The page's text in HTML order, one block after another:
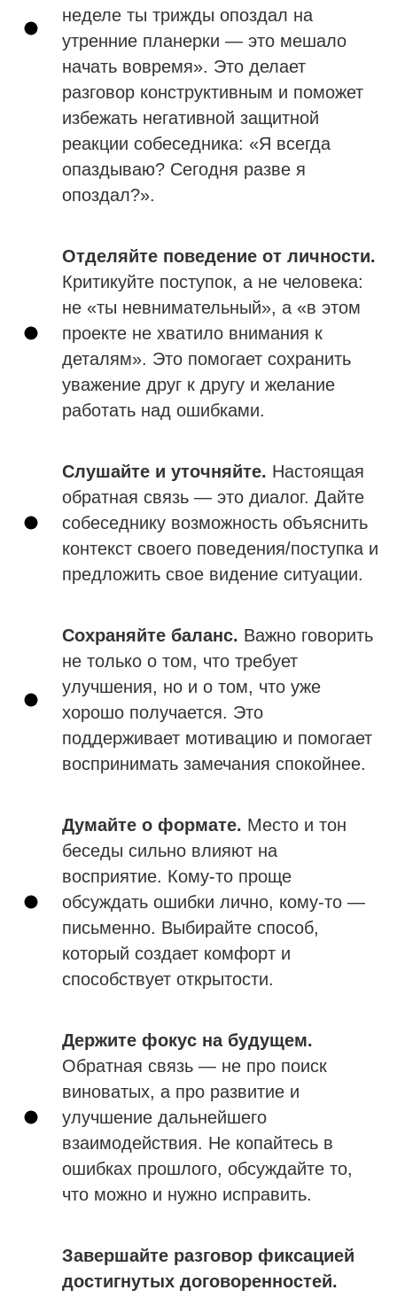
неделе ты трижды опоздал на
утренние планерки — это мешало
начать вовремя». Это делает
разговор конструктивным и поможет
избежать негативной защитной
реакции собеседника: «Я всегда
опаздываю? Сегодня разве я
опоздал?».
Отделяйте поведение от личности.
Критикуйте поступок, а не человека:
не «ты невнимательный», а «в этом
проекте не хватило внимания к
деталям». Это помогает сохранить
уважение друг к другу и желание
работать над ошибками.
Слушайте и уточняйте. Настоящая
обратная связь — это диалог. Дайте
собеседнику возможность объяснить
контекст своего поведения/поступка и
предложить свое видение ситуации.
Сохраняйте баланс. Важно говорить
не только о том, что требует
улучшения, но и о том, что уже
хорошо получается. Это
поддерживает мотивацию и помогает
воспринимать замечания спокойнее.
Думайте о формате. Место и тон
беседы сильно влияют на
восприятие. Кому-то проще
обсуждать ошибки лично, кому-то —
письменно. Выбирайте способ,
который создает комфорт и
способствует открытости.
Держите фокус на будущем.
Обратная связь — не про поиск
виноватых, а про развитие и
улучшение дальнейшего
взаимодействия. Не копайтесь в
ошибках прошлого, обсуждайте то,
что можно и нужно исправить.
Завершайте разговор фиксацией
достигнутых договоренностей.